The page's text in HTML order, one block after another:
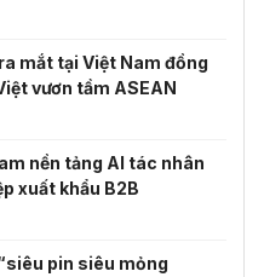
mắt tại Việt Nam đồng
vươn tầm ASEAN
nền tảng AI tác nhân
xuất khẩu B2B
pin siêu mỏng